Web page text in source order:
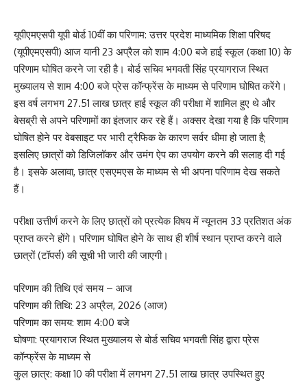
यूपीएमएसपी यूपी बोर्ड 10वीं का परिणाम: उत्तर प्रदेश माध्यमिक शिक्षा परिषद
(यूपीएमएसपी) आज यानी 23 अप्रैल को शाम 4:00 बजे हाई स्कूल (कक्षा 10) के
परिणाम घोषित करने जा रही है। बोर्ड सचिव भगवती सिंह प्रयागराज स्थित
मुख्यालय से शाम 4:00 बजे प्रेस कॉन्फ्रेंस के माध्यम से परिणाम घोषित करेंगे।
इस वर्ष लगभग 27.51 लाख छात्र हाई स्कूल की परीक्षा में शामिल हुए थे और
बेसब्री से अपने परिणामों का इंतजार कर रहे हैं। अक्सर देखा गया है कि परिणाम
घोषित होने पर वेबसाइट पर भारी ट्रैफिक के कारण सर्वर धीमा हो जाता है;
इसलिए छात्रों को डिजिलॉकर और उमंग ऐप का उपयोग करने की सलाह दी गई
है। इसके अलावा, छात्र एसएमएस के माध्यम से भी अपना परिणाम देख सकते
हैं।
परीक्षा उत्तीर्ण करने के लिए छात्रों को प्रत्येक विषय में न्यूनतम 33 प्रतिशत अंक
प्राप्त करने होंगे। परिणाम घोषित होने के साथ ही शीर्ष स्थान प्राप्त करने वाले
छात्रों (टॉपर्स) की सूची भी जारी की जाएगी।
परिणाम की तिथि एवं समय – आज
परिणाम की तिथि: 23 अप्रैल, 2026 (आज)
परिणाम का समय: शाम 4:00 बजे
घोषणा: प्रयागराज स्थित मुख्यालय से बोर्ड सचिव भगवती सिंह द्वारा प्रेस
कॉन्फ्रेंस के माध्यम से
कुल छात्र: कक्षा 10 की परीक्षा में लगभग 27.51 लाख छात्र उपस्थित हुए